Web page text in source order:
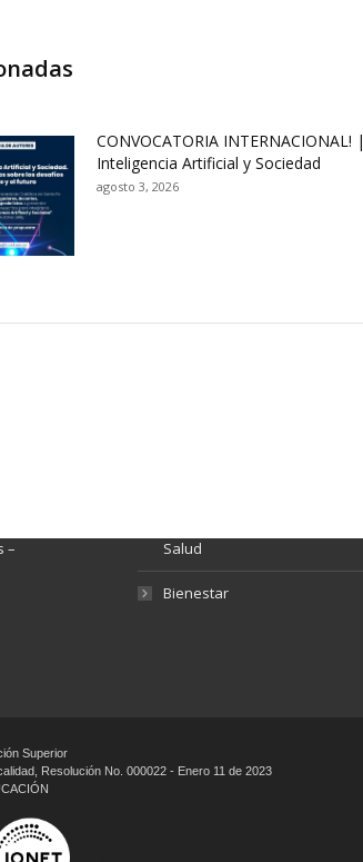
CONVOCATORIA INTERNACIONAL! |
Inteligencia Artificial y Sociedad
agosto 3, 2026
–
Salud
Bienestar
Superior
Resolución No. 000022 - Enero 11 de 2023